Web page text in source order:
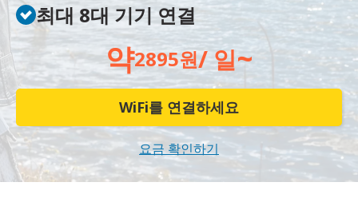
최대 8대 기기 연결
약2895원/ 일~
WiFi를 연결하세요
요금 확인하기